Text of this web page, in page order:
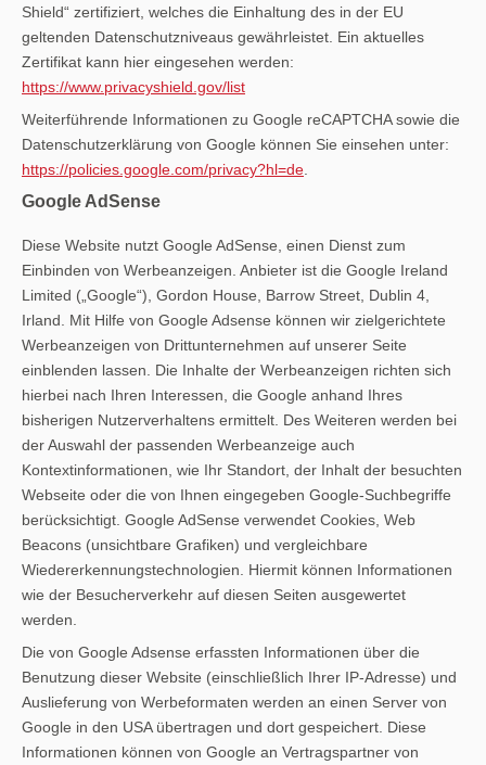
Shield“ zertifiziert, welches die Einhaltung des in der EU
geltenden Datenschutzniveaus gewährleistet. Ein aktuelles
Zertifikat kann hier eingesehen werden:
https://www.privacyshield.gov/list
Weiterführende Informationen zu Google reCAPTCHA sowie die
Datenschutzerklärung von Google können Sie einsehen unter:
https://policies.google.com/privacy?hl=de
Google AdSense
Diese Website nutzt Google AdSense, einen Dienst zum
Einbinden von Werbeanzeigen. Anbieter ist die Google Ireland
Limited („Google“), Gordon House, Barrow Street, Dublin 4,
Irland. Mit Hilfe von Google Adsense können wir zielgerichtete
Werbeanzeigen von Drittunternehmen auf unserer Seite
einblenden lassen. Die Inhalte der Werbeanzeigen richten sich
hierbei nach Ihren Interessen, die Google anhand Ihres
bisherigen Nutzerverhaltens ermittelt. Des Weiteren werden bei
der Auswahl der passenden Werbeanzeige auch
Kontextinformationen, wie Ihr Standort, der Inhalt der besuchten
Webseite oder die von Ihnen eingegeben Google-Suchbegriffe
berücksichtigt. Google AdSense verwendet Cookies, Web
Beacons (unsichtbare Grafiken) und vergleichbare
Wiedererkennungstechnologien. Hiermit können Informationen
wie der Besucherverkehr auf diesen Seiten ausgewertet
werden.
Die von Google Adsense erfassten Informationen über die
Benutzung dieser Website (einschließlich Ihrer IP-Adresse) und
Auslieferung von Werbeformaten werden an einen Server von
Google in den USA übertragen und dort gespeichert. Diese
Informationen können von Google an Vertragspartner von